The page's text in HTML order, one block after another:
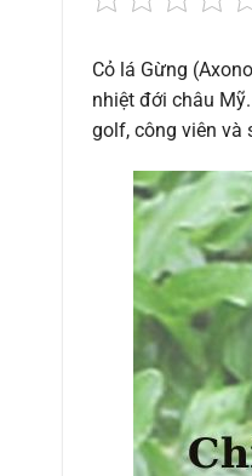
Cỏ lá Gừng
nhiệt đới châu
golf, công viên và